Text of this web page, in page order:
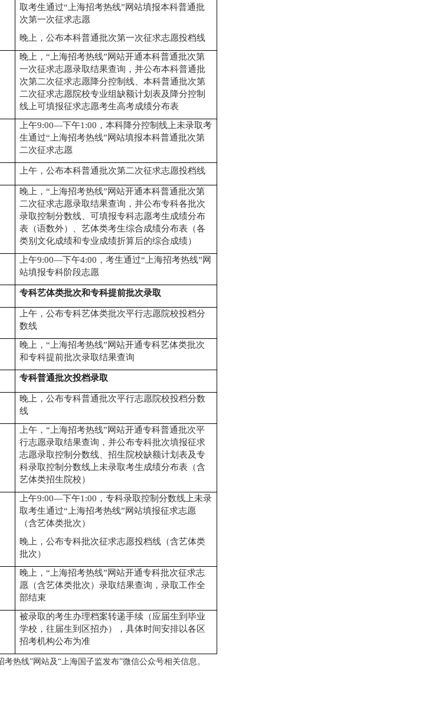
取考生通过“ 上海招考热线”网站填报本科普通批
次第一次征求志愿
晚上，公布本科普通批次第一次征求志愿投档线
晚上， “ 上海招考热线”网站开通本科普通批次第
一次征求志愿录取结果查询，并公布本科普通批
次第二次征求志愿降分控制线、本科普通批次第
二次征求志愿院校专业组缺额计划表及降分控制
线上可填报征求志愿考生高考成绩分布表
上午9:00—下午1:00 ，本科降分控制线上未录取考
生通过“ 上海招考热线”网站填报本科普通批次第
二次征求志愿
上午，公布本科普通批次第二次征求志愿投档线
晚上， “ 上海招考热线”网站开通本科普通批次第
二次征求志愿录取结果查询，并公布专科各批次
录取控制分数线、可填报专科志愿考生成绩分布
表（语数外）、艺体类考生综合成绩分布表（各
类别文化成绩和专业成绩折算后的综合成绩）
上午9:00—下午4:00 ，考生通过“ 上海招考热线”网
站填报专科阶段志愿
专科艺体类批次和专科提前批次录取
上午，公布专科艺体类批次平行志愿院校投档分
数线
晚上， “ 上海招考热线”网站开通专科艺体类批次
和专科提前批次录取结果查询
专科普通批次投档录取
晚上， 公布专科普通批次平行志愿院校投档分数
线
上午， “ 上海招考热线”网站开通专科普通批次平
行志愿录取结果查询，并公布专科批次填报征求
志愿录取控制分数线、招生院校缺额计划表及专
科录取控制分数线上未录取考生成绩分布表（含
艺体类招生院校）
上午9:00—下午1 :00 ，专科录取控制分数线上未录
取考生通过“ 上海招考热线”网站填报征求志愿
（含艺体类批次）
晚上，公布专科批次征求志愿投档线（含艺体类
批次）
晚上， “ 上海招考热线”网站开通专科批次征求志
愿（含艺体类批次）录取结果查询，录取工作全
部结束
被录取的考生办理档案转递手续（应届生到毕业
学校，往届生到区招办），具体时间安排以各区
招考机构公布为准
考热线”网站及“上海国子监发布”微信公众号相关信息。